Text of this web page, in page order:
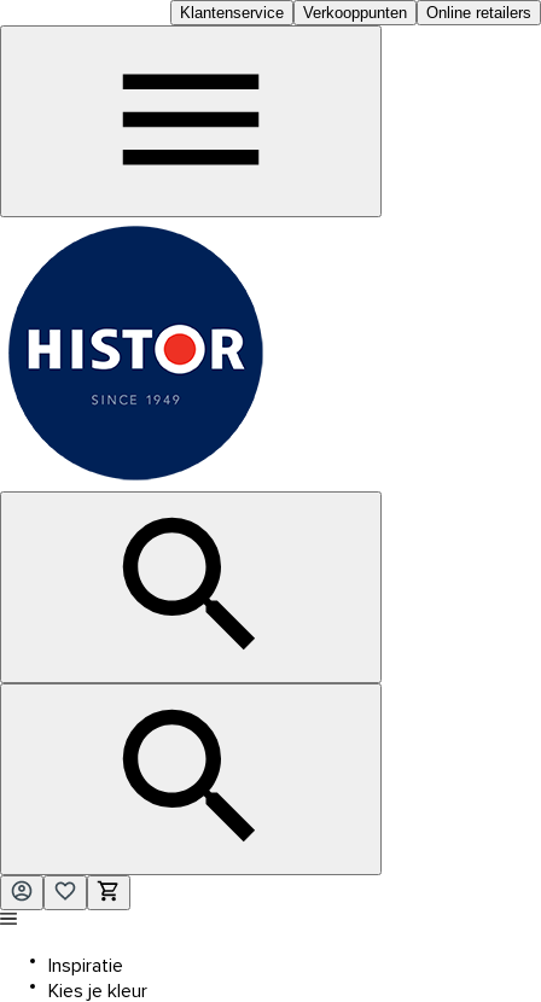
Klantenservice Verkooppunten Online retailers
Inspiratie
Kies je kleur